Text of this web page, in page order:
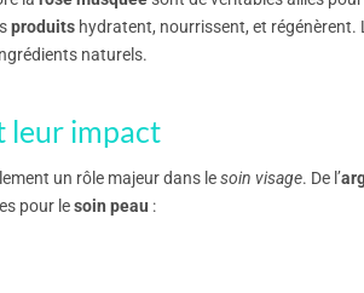
produitshydratent, nourrissent, et régénèrent.
naturels.
leur impact
un rôle majeur dans lesoin visage. De l’
pour lesoin peau :